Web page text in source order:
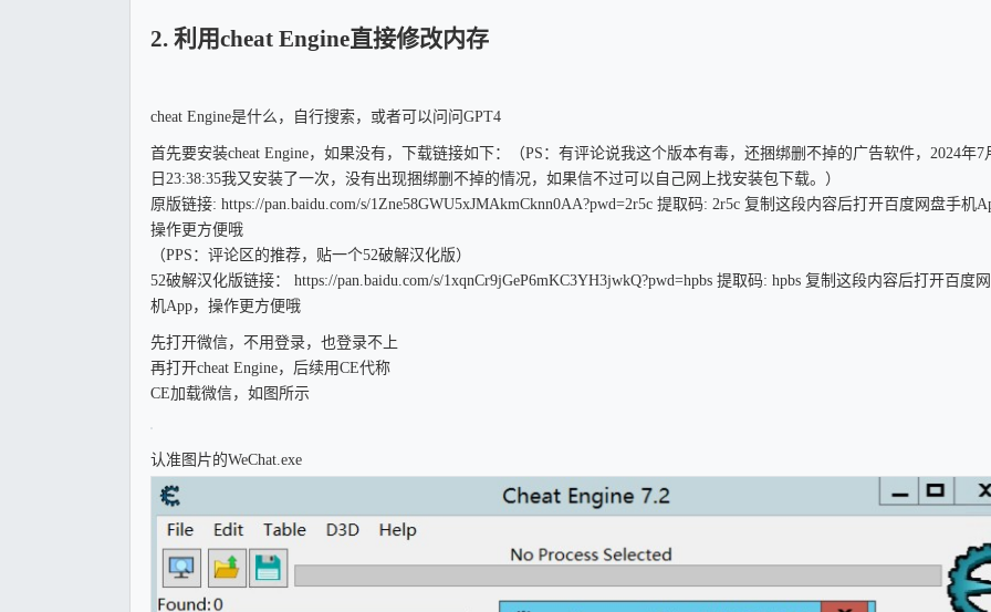
2. 利用cheat Engine直接修改内存
cheat Engine是什么，自行搜索，或者可以问问GPT4
首先要安装cheat Engine，如果没有，下载链接如下：（PS：有评论说我这个版本有毒，还捆绑删不掉的广告软件，2024年7
日23:38:35我又安装了一次，没有出现捆绑删不掉的情况，如果信不过可以自己网上找安装包下载。）
原版链接: https://pan.baidu.com/s/1Zne58GWU5xJMAkmCknn0AA?pwd=2r5c 提取码: 2r5c 复制这段内容后打开百度网盘手机
操作更方便哦
（PPS：评论区的推荐，贴一个52破解汉化版）
52破解汉化版链接： https://pan.baidu.com/s/1xqnCr9jGeP6mKC3YH3jwkQ?pwd=hpbs 提取码: hpbs 复制这段内容后打开百度
机App，操作更方便哦
先打开微信，不用登录，也登录不上
再打开cheat Engine，后续用CE代称
CE加载微信，如图所示
认准图片的WeChat.exe